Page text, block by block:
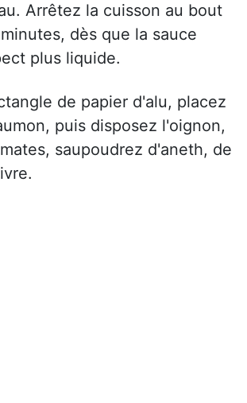
Arrêtez la cuisson au bout
dès que la sauce
plus liquide.
de papier d'alu, placez
puis disposez l'oignon,
saupoudrez d'aneth, de